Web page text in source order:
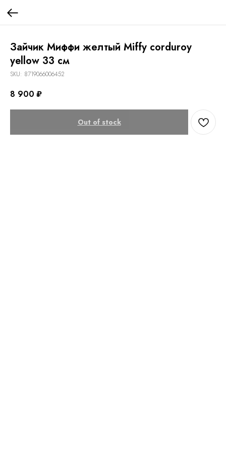
Зайчик Миффи желтый Miffy corduroy
yellow 33 см
SKU: 8719066006452
8 900 ₽
Out of stock